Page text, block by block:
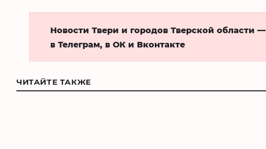
Новости Твери и городов Тверской области —
в Телеграм, в ОК и Вконтакте
ЧИТАЙТЕ ТАКЖЕ